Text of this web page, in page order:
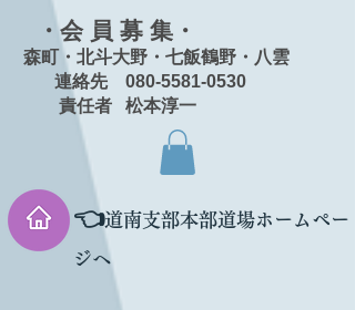
・会 員 募 集・
森町・北斗大野・七飯鶴野・八雲
連絡先 080-5581-0530
責任者 松本淳一
👈道南支部本部道場ホームペー
ジへ